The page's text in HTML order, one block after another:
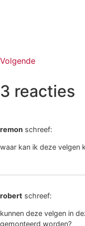
Volgende
3 reacties
remon schreef:
waar kan ik deze velgen
robert schreef:
kunnen deze velgen in
gemonteerd worden?